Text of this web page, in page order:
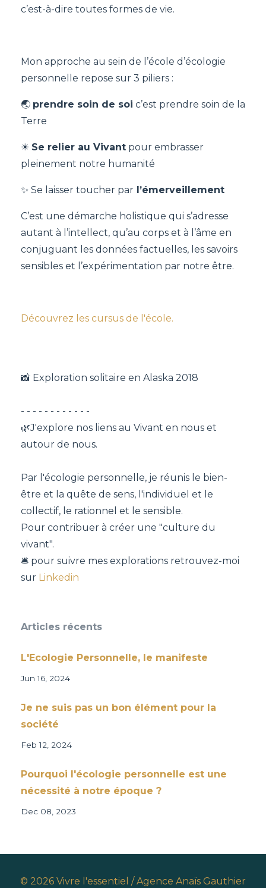
c’est-à-dire toutes formes de vie.
Mon approche au sein de l’école d’écologie
personnelle repose sur 3 piliers :
🌏 prendre soin de soi c’est prendre soin de la
Terre
☀ Se relier au Vivant pour embrasser
pleinement notre humanité
✨ Se laisser toucher par l’émerveillement
C’est une démarche holistique qui s’adresse
autant à l’intellect, qu’au corps et à l’âme en
conjuguant les données factuelles, les savoirs
sensibles et l’expérimentation par notre être.
Découvrez les cursus de l'école.
📸 Exploration solitaire en Alaska 2018
- - - - - - - - - - - -
🌿J'explore nos liens au Vivant en nous et
autour de nous.
Par l'écologie personnelle, je réunis le bien-
être et la quête de sens, l'individuel et le
collectif, le rationnel et le sensible.
Pour contribuer à créer une "culture du
vivant".
🛎 pour suivre mes explorations retrouvez-moi
sur Linkedin
Articles récents
L'Ecologie Personnelle, le manifeste
Jun 16, 2024
Je ne suis pas un bon élément pour la
société
Feb 12, 2024
Pourquoi l'écologie personnelle est une
nécessité à notre époque ?
Dec 08, 2023
© 2026 Vivre l'essentiel / Agence Anaïs Gauthier